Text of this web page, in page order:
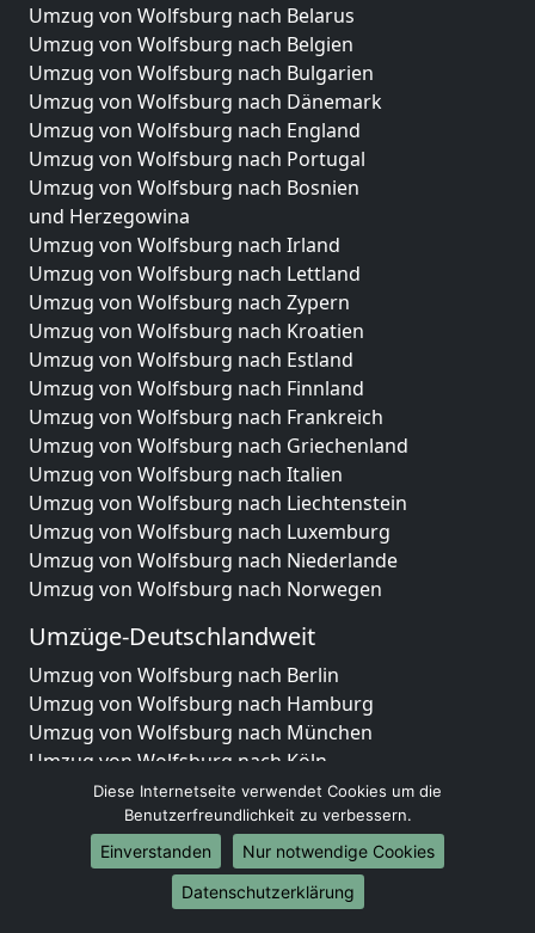
Umzug von Wolfsburg nach Belarus
Umzug von Wolfsburg nach Belgien
Umzug von Wolfsburg nach Bulgarien
Umzug von Wolfsburg nach Dänemark
Umzug von Wolfsburg nach England
Umzug von Wolfsburg nach Portugal
Umzug von Wolfsburg nach Bosnien
und Herzegowina
Umzug von Wolfsburg nach Irland
Umzug von Wolfsburg nach Lettland
Umzug von Wolfsburg nach Zypern
Umzug von Wolfsburg nach Kroatien
Umzug von Wolfsburg nach Estland
Umzug von Wolfsburg nach Finnland
Umzug von Wolfsburg nach Frankreich
Umzug von Wolfsburg nach Griechenland
Umzug von Wolfsburg nach Italien
Umzug von Wolfsburg nach Liechtenstein
Umzug von Wolfsburg nach Luxemburg
Umzug von Wolfsburg nach Niederlande
Umzug von Wolfsburg nach Norwegen
Umzüge-Deutschlandweit
Umzug von Wolfsburg nach Berlin
Umzug von Wolfsburg nach Hamburg
Umzug von Wolfsburg nach München
Umzug von Wolfsburg nach Köln
Umzug von Wolfsburg nach Frankfurt am Main
Umzug von Wolfsburg nach Stuttgart
Umzug von Wolfsburg nach Düsseldorf
Umzug von Wolfsburg nach Leipzig
Umzug von Wolfsburg nach Dortmund
Diese Internetseite verwendet Cookies um die
Benutzerfreundlichkeit zu verbessern.
Einverstanden
Nur notwendige Cookies
Datenschutzerklärung